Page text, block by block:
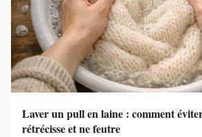
Laver un pull en laine : comment
rétrécisse et ne feutre